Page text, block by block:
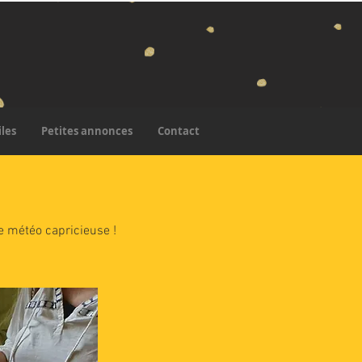
Petites annonces Contact
météo capricieuse !